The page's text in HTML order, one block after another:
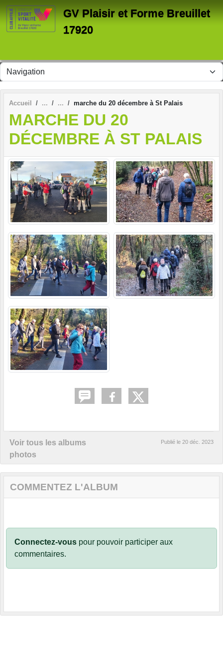
GV Plaisir et Forme Breuillet
17920
Accueil marche du 20 décembre à St Palais
MARCHE DU 20
DÉCEMBRE À ST PALAIS
Voir tous les albums
photos
Publié le 20 déc. 2023
COMMENTEZ L'ALBUM
Connectez-vous pour pouvoir participer aux
commentaires.
Panneau de gestion des cookies